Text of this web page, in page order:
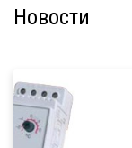
Новости